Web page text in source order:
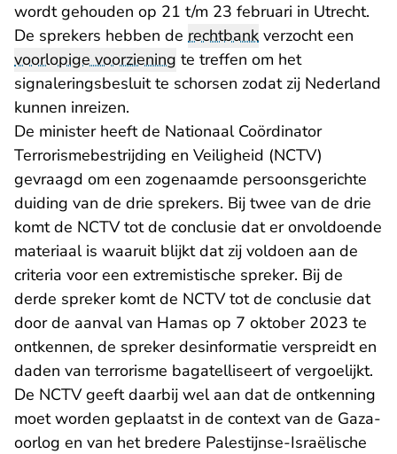
wordt gehouden op 21 t/m 23 februari in Utrecht.
De sprekers hebben de rechtbank verzocht een
voorlopige voorziening te treffen om het
signaleringsbesluit te schorsen zodat zij Nederland
kunnen inreizen.
De minister heeft de Nationaal Coördinator
Terrorismebestrijding en Veiligheid (NCTV)
gevraagd om een zogenaamde persoonsgerichte
duiding van de drie sprekers. Bij twee van de drie
komt de NCTV tot de conclusie dat er onvoldoende
materiaal is waaruit blijkt dat zij voldoen aan de
criteria voor een extremistische spreker. Bij de
derde spreker komt de NCTV tot de conclusie dat
door de aanval van Hamas op 7 oktober 2023 te
ontkennen, de spreker desinformatie verspreidt en
daden van terrorisme bagatelliseert of vergoelijkt.
De NCTV geeft daarbij wel aan dat de ontkenning
moet worden geplaatst in de context van de Gaza-
oorlog en van het bredere Palestijnse-Israëlische